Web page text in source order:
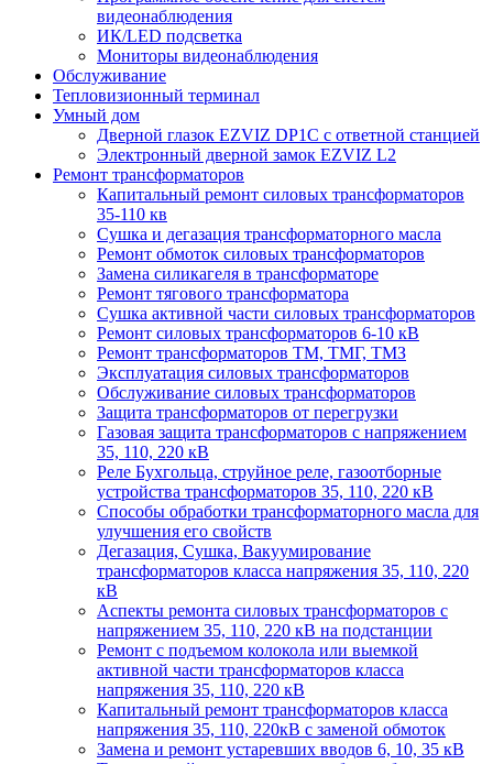
видеонаблюдения
ИК/LED подсветка
Мониторы видеонаблюдения
Обслуживание
Тепловизионный терминал
Умный дом
Дверной глазок EZVIZ DP1C с ответной станцией
Электронный дверной замок EZVIZ L2
Ремонт трансформаторов
Капитальный ремонт силовых трансформаторов
35-110 кв
Сушка и дегазация трансформаторного масла
Ремонт обмоток силовых трансформаторов
Замена силикагеля в трансформаторе
Ремонт тягового трансформатора
Сушка активной части силовых трансформаторов
Ремонт силовых трансформаторов 6-10 кВ
Ремонт трансформаторов ТМ, ТМГ, ТМЗ
Эксплуатация силовых трансформаторов
Обслуживание силовых трансформаторов
Защита трансформаторов от перегрузки
Газовая защита трансформаторов с напряжением
35, 110, 220 кВ
Реле Бухгольца, струйное реле, газоотборные
устройства трансформаторов 35, 110, 220 кВ
Способы обработки трансформаторного масла для
улучшения его свойств
Дегазация, Сушка, Вакуумирование
трансформаторов класса напряжения 35, 110, 220
кВ
Аспекты ремонта силовых трансформаторов с
напряжением 35, 110, 220 кВ на подстанции
Ремонт с подъемом колокола или выемкой
активной части трансформаторов класса
напряжения 35, 110, 220 кВ
Капитальный ремонт трансформаторов класса
напряжения 35, 110, 220кВ с заменой обмоток
Замена и ремонт устаревших вводов 6, 10, 35 кВ